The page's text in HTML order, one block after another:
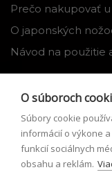
Prečo nakupovať u
O japonských
Návod na použitie
Môj profil
Zabudnuté heslo
O súboroch
Súbory cookie
informácií o výkone
funkcií sociálnych
obsahu a reklám.